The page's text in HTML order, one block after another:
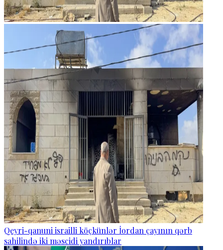
Qeyri-qanuni israilli köçkünlər İordan çayının qərb
sahilində iki məscidi yandırıblar